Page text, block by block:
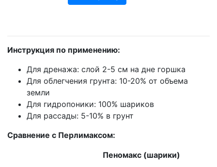
Инструкция по применению:
Для дренажа: слой 2-5 см на дне горшка
Для облегчения грунта: 10-20% от объема
земли
Для гидропоники: 100% шариков
Для рассады: 5-10% в грунт
Сравнение с Перлимаксом:
Пеномакс (шарики)